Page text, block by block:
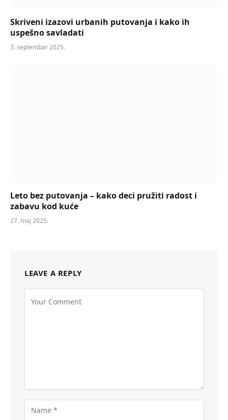
Skriveni izazovi urbanih putovanja i kako ih
uspešno savladati
3. septembar 2025.
Leto bez putovanja – kako deci pružiti radost i
zabavu kod kuće
27. maj 2025.
LEAVE A REPLY